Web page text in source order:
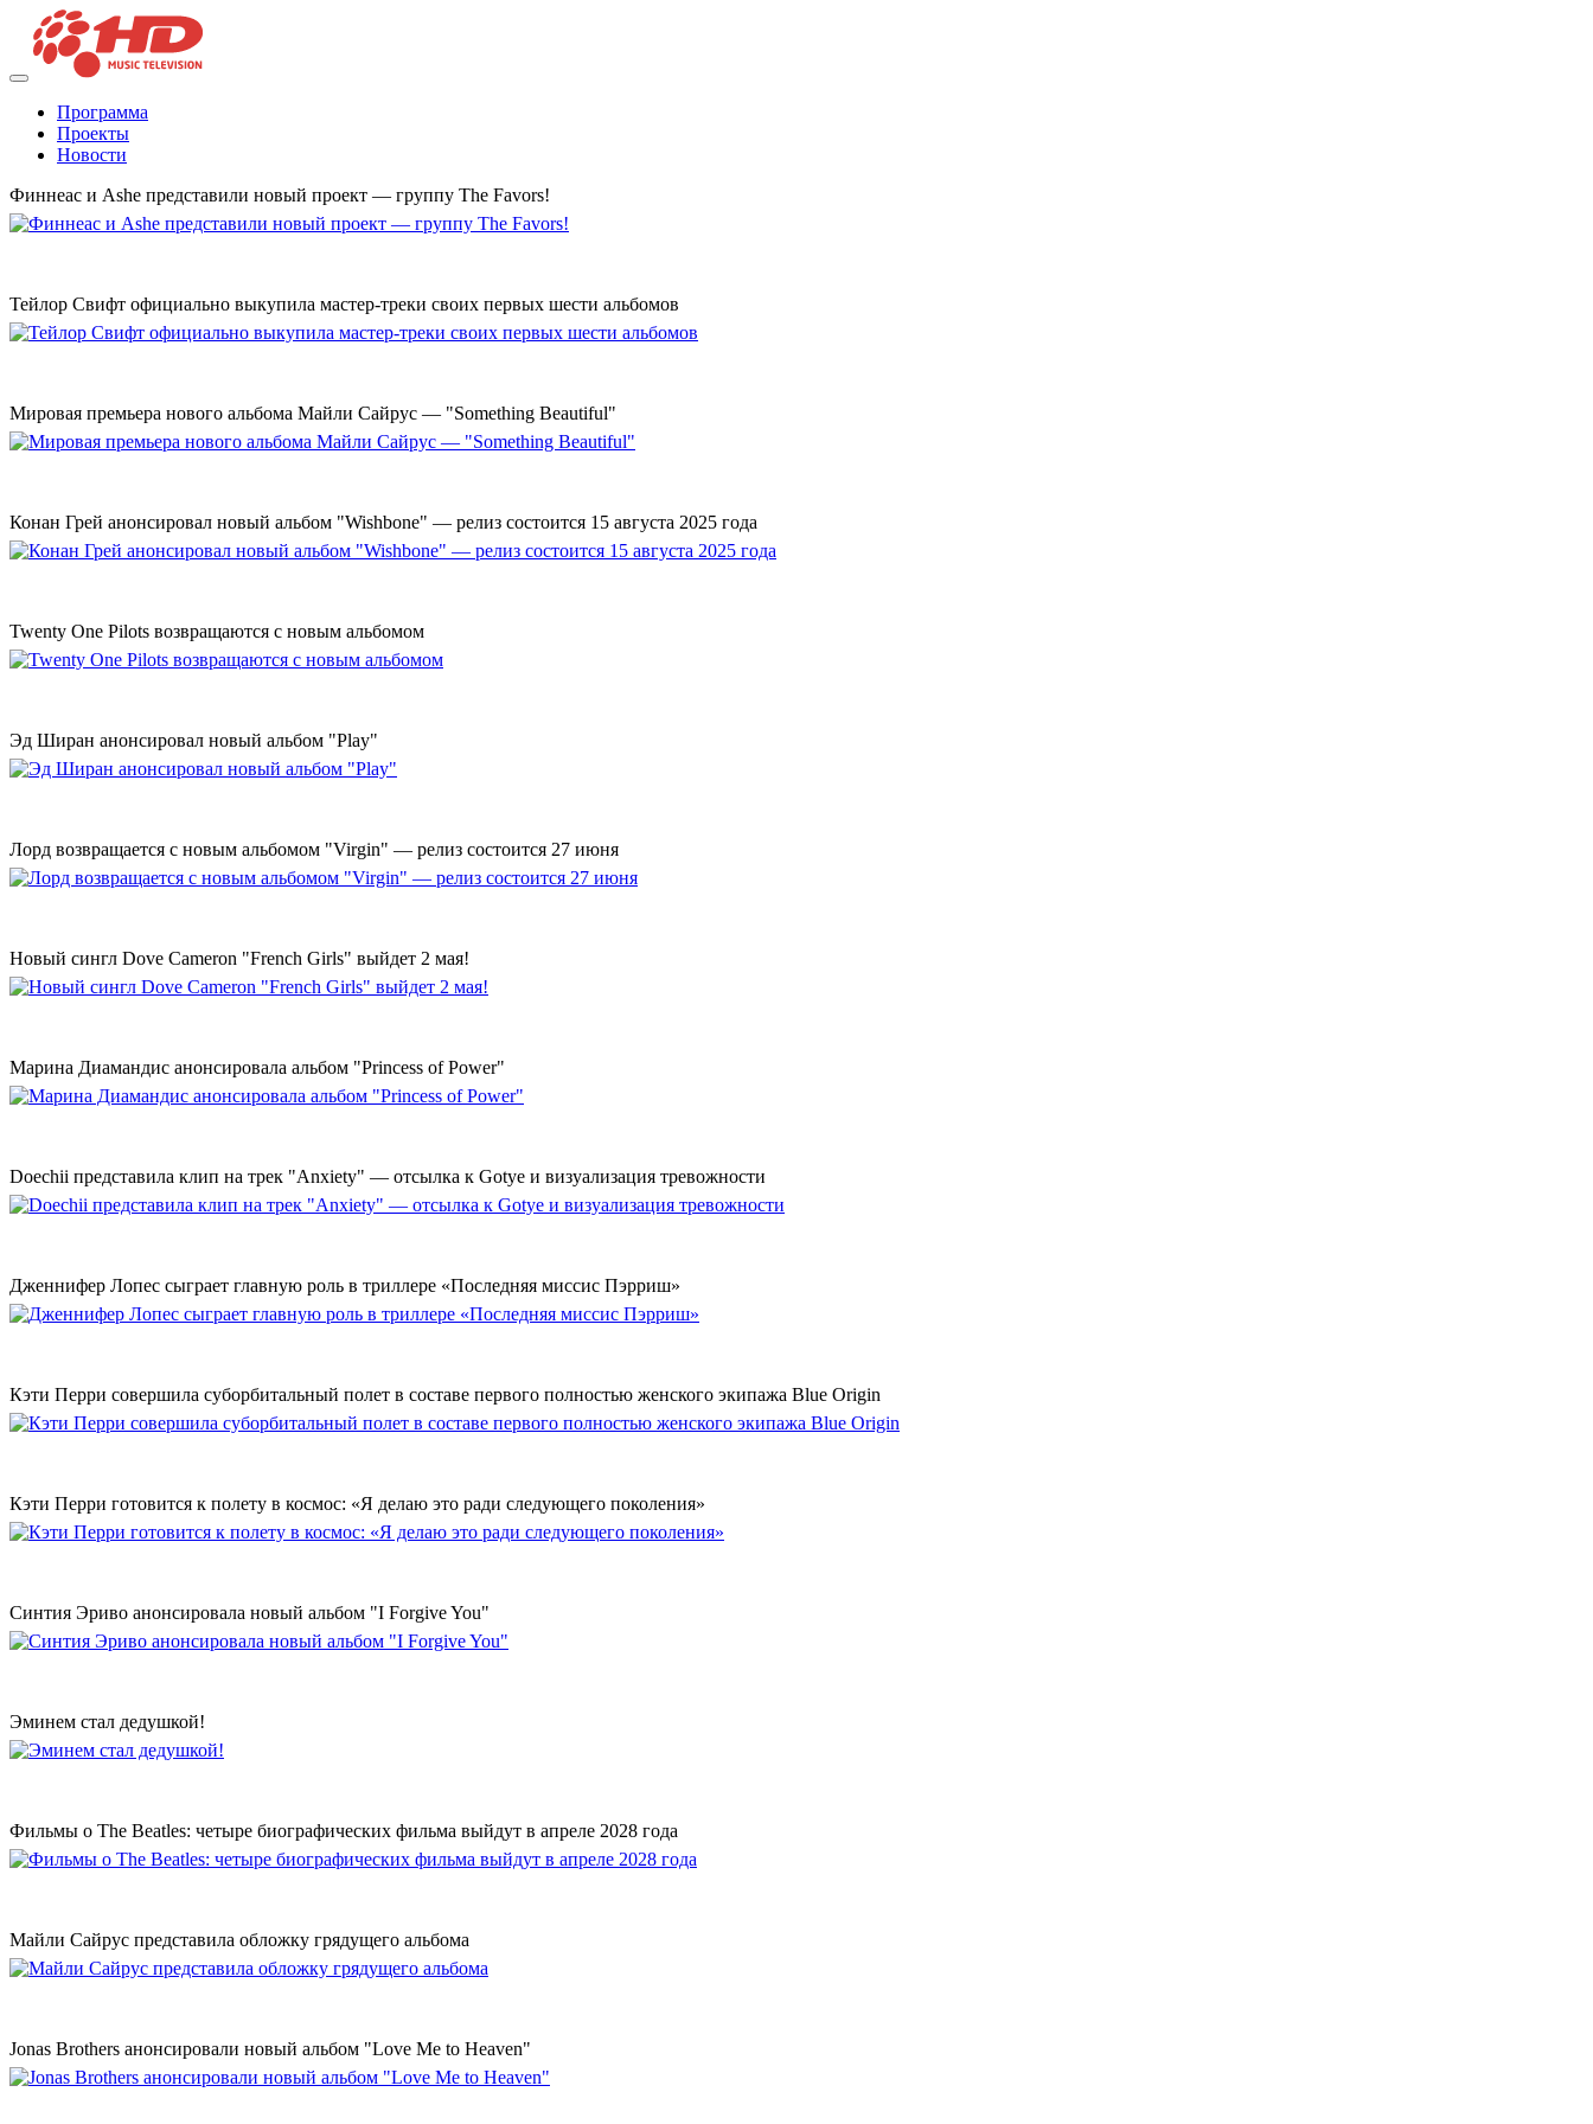
Программа
Проекты
Новости
Финнеас и Ashe представили новый проект — группу The Favors!
Тейлор Свифт официально выкупила мастер-треки своих первых шести альбомов
Мировая премьера нового альбома Майли Сайрус — "Something Beautiful"
Конан Грей анонсировал новый альбом "Wishbone" — релиз состоится 15 августа 2025 года
Twenty One Pilots возвращаются с новым альбомом
Эд Ширан анонсировал новый альбом "Play"
Лорд возвращается с новым альбомом "Virgin" — релиз состоится 27 июня
Новый сингл Dove Cameron "French Girls" выйдет 2 мая!
Марина Диамандис анонсировала альбом "Princess of Power"
Doechii представила клип на трек "Anxiety" — отсылка к Gotye и визуализация тревожности
Дженнифер Лопес сыграет главную роль в триллере «Последняя миссис Пэрриш»
Кэти Перри совершила суборбитальный полет в составе первого полностью женского экипажа Blue Origin
Кэти Перри готовится к полету в космос: «Я делаю это ради следующего поколения»
Синтия Эриво анонсировала новый альбом "I Forgive You"
Эминем стал дедушкой!
Фильмы о The Beatles: четыре биографических фильма выйдут в апреле 2028 года
Майли Сайрус представила обложку грядущего альбома
Jonas Brothers анонсировали новый альбом "Love Me to Heaven"